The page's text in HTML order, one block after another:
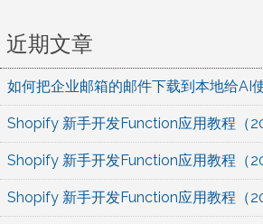
近期文章
如何把企业邮箱的邮件下载到本地给AI
Shopify 新手开发Function应用教程（
Shopify 新手开发Function应用教程（
Shopify 新手开发Function应用教程（